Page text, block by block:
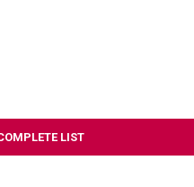
LIST